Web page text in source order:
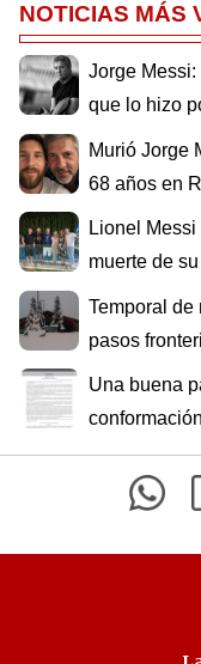
NOTICIAS MÁS
Jorge
que lo hizo
Murió Jorge
68 años en
Lionel
muerte de
Temporal de
pasos
Una buena